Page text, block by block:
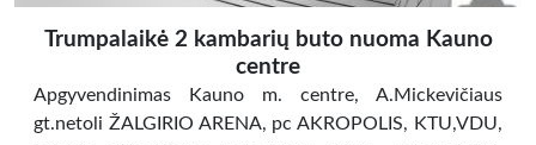
Trumpalaikė 2 kambarių buto nuoma Kauno
centre
Apgyvendinimas Kauno m. centre, A.Mickevičiaus
gt.netoli ŽALGIRIO ARENA, pc AKROPOLIS, KTU,VDU,